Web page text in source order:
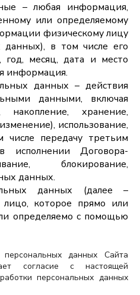
– любая информация,
или определяемому
физическому лицу
данных), в том числе его
год, месяц, дата и место
информация.
данных – действия
данными, включая
накопление, хранение,
использование,
числе передачу третьим
исполнении Договора-
блокирование,
данных.
данных (далее –
которое прямо или
определяемо с помощью
данных Сайта
согласие с настоящей
персональных данных